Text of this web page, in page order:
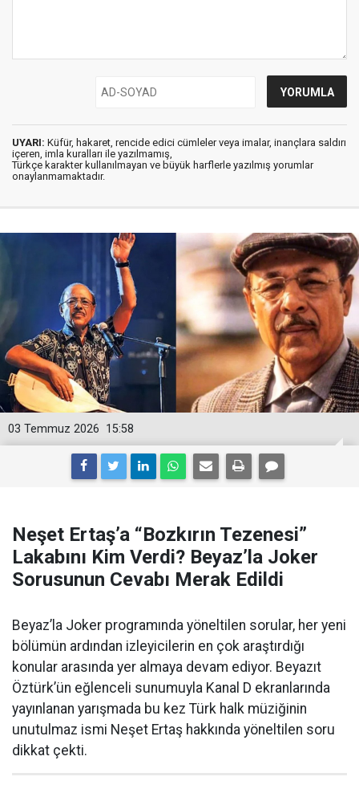
UYARI: Küfür, hakaret, rencide edici cümleler veya imalar, inançlara saldırı
içeren, imla kuralları ile yazılmamış,
Türkçe karakter kullanılmayan ve büyük harflerle yazılmış yorumlar
onaylanmamaktadır.
15:58
03 Temmuz 2026
Neşet Ertaş’a “Bozkırın Tezenesi”
Lakabını Kim Verdi? Beyaz’la Joker
Sorusunun Cevabı Merak Edildi
Beyaz’la Joker programında yöneltilen sorular, her yeni
bölümün ardından izleyicilerin en çok araştırdığı
konular arasında yer almaya devam ediyor. Beyazıt
Öztürk’ün eğlenceli sunumuyla Kanal D ekranlarında
yayınlanan yarışmada bu kez Türk halk müziğinin
unutulmaz ismi Neşet Ertaş hakkında yöneltilen soru
dikkat çekti.